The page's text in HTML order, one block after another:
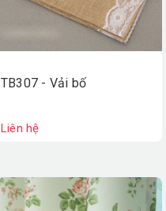
TB307 - Vải bố
Liên hệ